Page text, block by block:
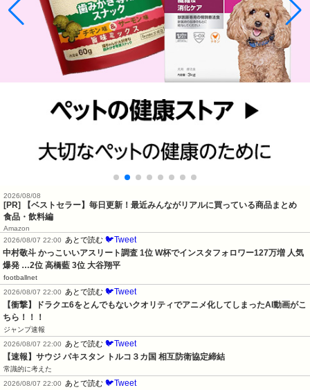
2026/08/08
[PR] 【ベストセラー】毎日更新！最近みんながリアルに買っている商品まとめ
食品・飲料編
Amazon
2026/08/07 22:00
あとで読む 🐦Tweet
中村敬斗 かっこいいアスリート調査 1位 W杯でインスタフォロワー127万増 人気
爆発 …2位 高橋藍 3位 大谷翔平
footballnet
2026/08/07 22:00
あとで読む 🐦Tweet
【衝撃】ドラクエ6をとんでもないクオリティでアニメ化してしまったAI動画がこ
ちら！！！
ジャンプ速報
2026/08/07 22:00
あとで読む 🐦Tweet
【速報】サウジ パキスタン トルコ３カ国 相互防衛協定締結
常識的に考えた
2026/08/07 22:00
あとで読む 🐦Tweet